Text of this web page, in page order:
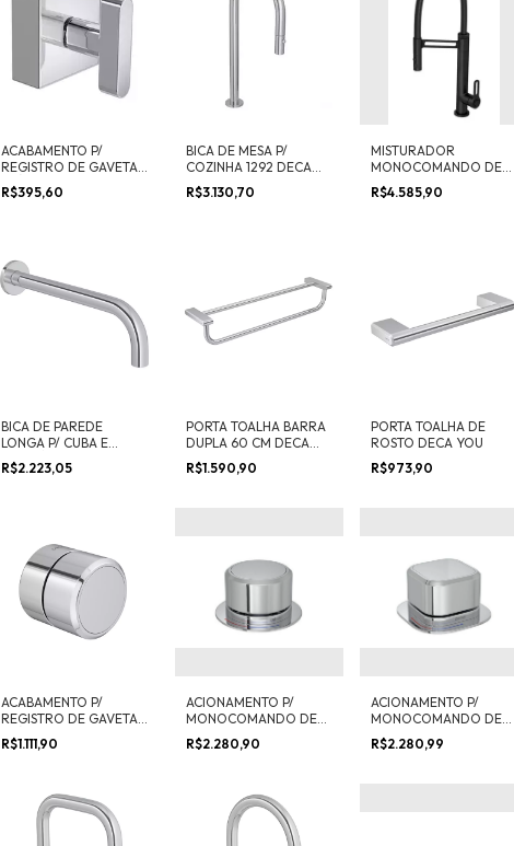
ACABAMENTO P/
REGISTRO DE GAVETA
ATÉ 1" SOUL
R$395,60
BICA DE MESA P/
COZINHA 1292 DECA
YOU
R$3.130,70
MISTURADOR
MONOCOMANDO DE
MESA C/ DUCHA
MOVEL P/ COZINHA
R$4.585,90
BICA DE PAREDE
LONGA P/ CUBA E
LAVATÓRIO DECA YOU
R$2.223,05
PORTA TOALHA BARRA
DUPLA 60 CM DECA
YOU
R$1.590,90
PORTA TOALHA DE
ROSTO DECA YOU
R$973,90
ACABAMENTO P/
REGISTRO DE GAVETA
ATÉ 1" REDONDO DECA
YOU
R$1.111,90
ACIONAMENTO P/
MONOCOMANDO DE
MESA REDONDO DECA
YOU
R$2.280,90
ACIONAMENTO P/
MONOCOMANDO DE
MESA QUADRADO
DECA YOU
R$2.280,99